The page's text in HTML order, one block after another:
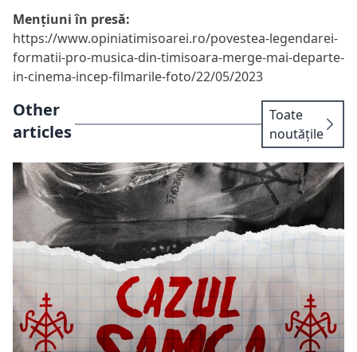
Mențiuni în presă:
https://www.opiniatimisoarei.ro/povestea-legendarei-
formatii-pro-musica-din-timisoara-merge-mai-departe-
in-cinema-incep-filmarile-foto/22/05/2023
Other
articles
Toate
noutățile